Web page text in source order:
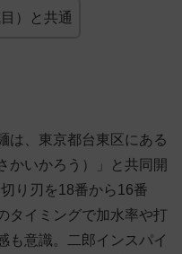
）と共通
は、東京都台東区にある
かいかろう）」と共同開
り刃を18番から16番
タイミングで加水率や打
も意識。二郎インスパイ